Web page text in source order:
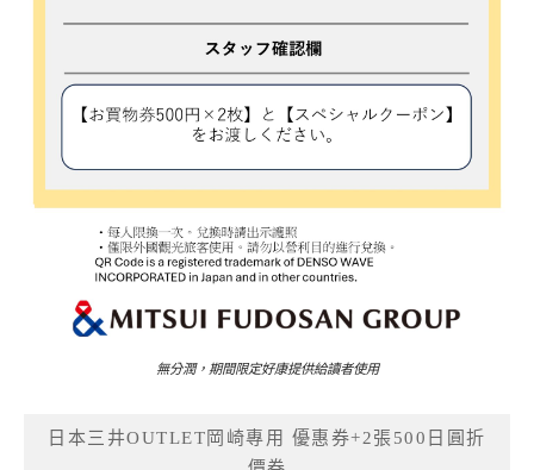
無分潤，期間限定好康提供給讀者使用
日本三井OUTLET岡崎專用 優惠券+2張500日圓折